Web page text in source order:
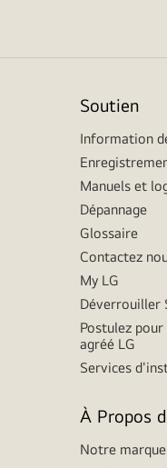
Soutien
Information
Manuels et
Dépannage
Glossaire
Contactez
My LG
Déverrouiller
Postulez
agréé LG
Services
À Propos
Notre marque